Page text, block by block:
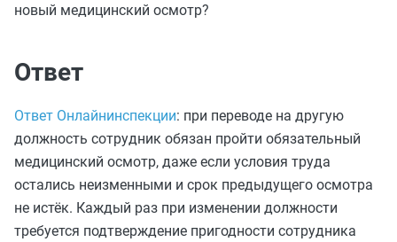
новый медицинский осмотр?
Ответ
Ответ Онлайнинспекции: при переводе на другую
должность сотрудник обязан пройти обязательный
медицинский осмотр, даже если условия труда
остались неизменными и срок предыдущего осмотра
не истёк. Каждый раз при изменении должности
требуется подтверждение пригодности сотрудника